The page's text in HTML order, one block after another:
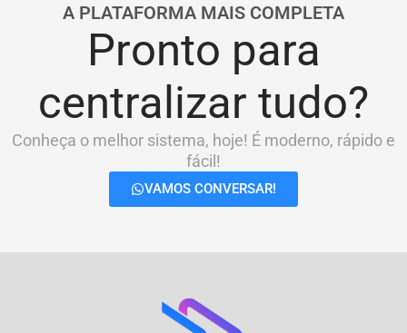
A PLATAFORMA MAIS COMPLETA
Pronto para
centralizar tudo?
Conheça o melhor sistema, hoje! É moderno, rápido e
fácil!
VAMOS CONVERSAR!